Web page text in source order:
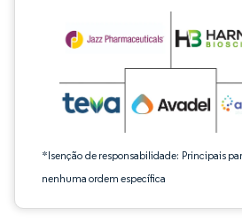
*Isenção de responsabilidade: Principais
nenhuma ordem específica